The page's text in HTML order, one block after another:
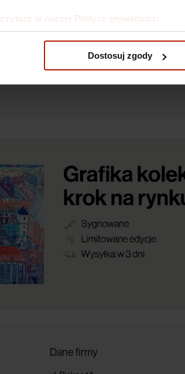
w naszej Polityce prywatności.
Dostosuj zgody
Dane firmy